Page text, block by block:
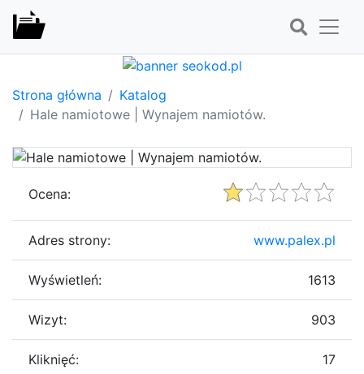
Strona główna
Katalog
Hale namiotowe | Wynajem namiotów.
Ocena:
Adres strony: www.palex.pl
Wyświetleń: 1613
Wizyt: 903
Kliknięć: 17